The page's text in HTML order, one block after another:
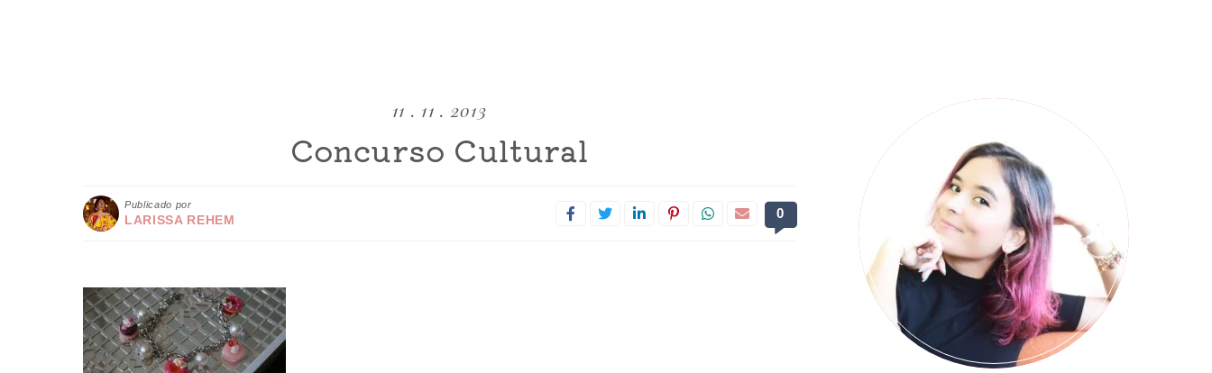
11 . 11 . 2013
Concurso Cultural
Publicado por
LARISSA REHEM 0